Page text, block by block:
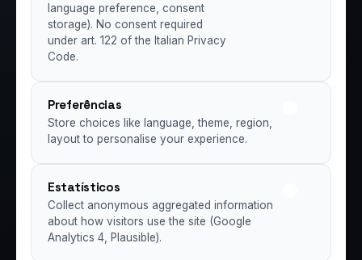
language preference, consent
storage). No consent required
under art. 122 of the Italian Privacy
Code.
Preferências
Store choices like language, theme, region,
layout to personalise your experience.
Estatísticos
Collect anonymous aggregated information
about how visitors use the site (Google
Analytics 4, Plausible).